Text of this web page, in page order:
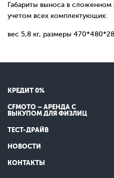
Габариты выноса в
учетом всех комплектующих:
вес 5,8 кг, размеры
КРЕДИТ 0%
CFMOTO – АРЕНДА С
ВЫКУПОМ ДЛЯ ФИЗЛИЦ
ТЕСТ-ДРАЙВ
НОВОСТИ
КОНТАКТЫ